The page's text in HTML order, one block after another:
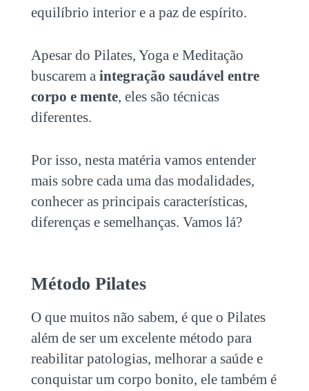
equilíbrio interior e a paz de espírito.
Apesar do Pilates, Yoga e Meditação
buscarem a integração saudável entre
corpo e mente, eles são técnicas
diferentes.
Por isso, nesta matéria vamos entender
mais sobre cada uma das modalidades,
conhecer as principais características,
diferenças e semelhanças. Vamos lá?
Método Pilates
O que muitos não sabem, é que o Pilates
além de ser um excelente método para
reabilitar patologias, melhorar a saúde e
conquistar um corpo bonito, ele também é